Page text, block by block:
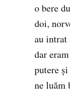
o bere
doi,
au intrat
dar
putere
ne luăm